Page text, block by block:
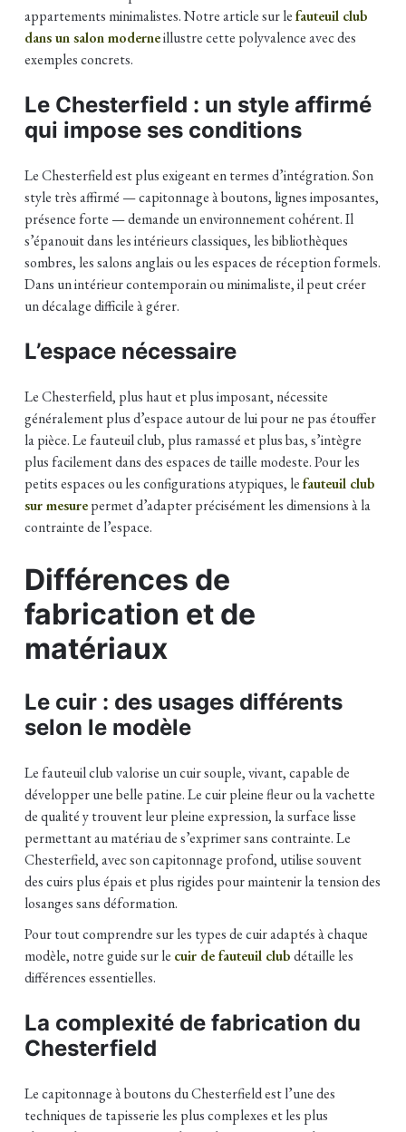
appartements minimalistes. Notre article sur lefauteuil club
dans un salon moderneillustre cette polyvalence avec des
exemples concrets.
Le Chesterfield : un style affirmé
qui impose ses conditions
Le Chesterfield est plus exigeant en termes d’intégration. Son
style très affirmé — capitonnage à boutons, lignes imposantes,
présence forte — demande un environnement cohérent. Il
s’épanouit dans les intérieurs classiques, les bibliothèques
sombres, les salons anglais ou les espaces de réception formels.
Dans un intérieur contemporain ou minimaliste, il peut créer
un décalage difficile à gérer.
L’espace nécessaire
Le Chesterfield, plus haut et plus imposant, nécessite
généralement plus d’espace autour de lui pour ne pas étouffer
la pièce. Le fauteuil club, plus ramassé et plus bas, s’intègre
plus facilement dans des espaces de taille modeste. Pour les
petits espaces ou les configurations atypiques, lefauteuil club
sur mesurepermet d’adapter précisément les dimensions à la
contrainte de l’espace.
Différences de
fabrication et de
matériaux
Le cuir : des usages différents
selon le modèle
Le fauteuil club valorise un cuir souple, vivant, capable de
développer une belle patine. Le cuir pleine fleur ou la vachette
de qualité y trouvent leur pleine expression, la surface lisse
permettant au matériau de s’exprimer sans contrainte. Le
Chesterfield, avec son capitonnage profond, utilise souvent
des cuirs plus épais et plus rigides pour maintenir la tension des
losanges sans déformation.
Pour tout comprendre sur les types de cuir adaptés à chaque
modèle, notre guide sur le cuir de fauteuil clubdétaille les
différences essentielles.
La complexité de fabrication du
Chesterfield
Le capitonnage à boutons du Chesterfield est l’une des
techniques de tapisserie les plus complexes et les plus